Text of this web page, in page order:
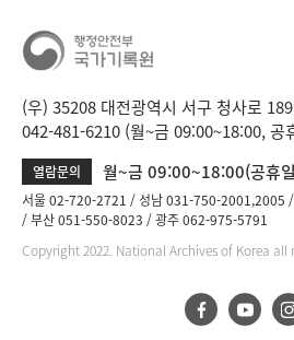
(우) 35208 대전광역시 서구 청사로
042-481-6210 (월~금 09:00~18:00, 공
열람문의 월~금 09:00~18:00(공휴
서울 02-720-2721 성남 031-750-2001,2005
부산 051-550-8023
광주 062-975-5791
Copyright 2022. National Archives of Korea all